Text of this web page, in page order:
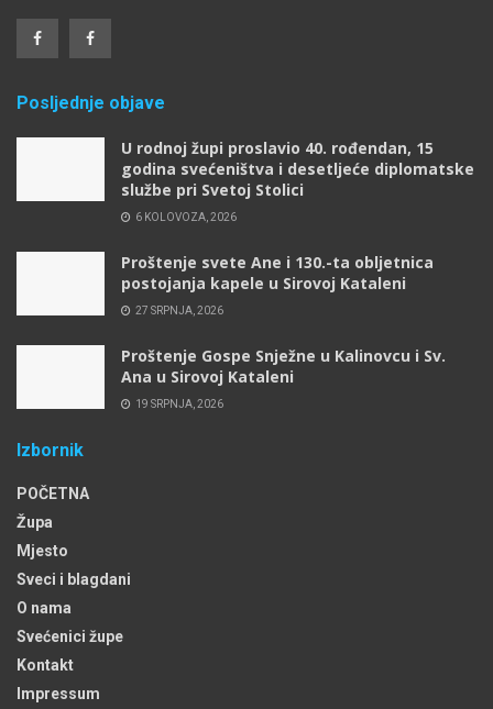
Posljednje objave
U rodnoj župi proslavio 40. rođendan, 15
godina svećeništva i desetljeće diplomatske
službe pri Svetoj Stolici
6 KOLOVOZA, 2026
Proštenje svete Ane i 130.-ta obljetnica
postojanja kapele u Sirovoj Kataleni
27 SRPNJA, 2026
Proštenje Gospe Snježne u Kalinovcu i Sv.
Ana u Sirovoj Kataleni
19 SRPNJA, 2026
Izbornik
POČETNA
Župa
Mjesto
Sveci i blagdani
O nama
Svećenici župe
Kontakt
Impressum